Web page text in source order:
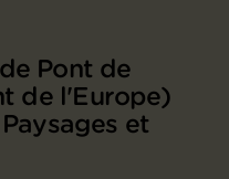
Pont de
de l'Europe)
et